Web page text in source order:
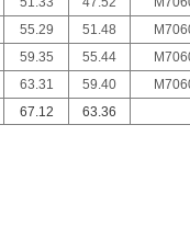
55.29 51.48
59.35 55.44
63.31 59.40
67.12 63.36